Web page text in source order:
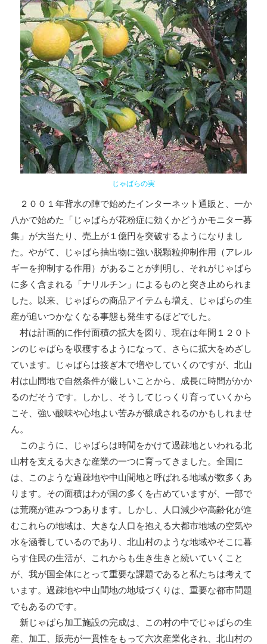
じゃばらの実
２００１年背水の陣で始めたインターネット通販と、一か
八かで始めた「じゃばらが花粉症に効くかどうかモニター募
集」が大当たり、売上が１億円を突破するようになりまし
た。やがて、じゃばら抽出物に強い脱顆粒抑制作用（アレル
ギーを抑制する作用）があることが判明し、それがじゃばら
に多く含まれる「ナリルチン」によるものと突き止められま
した。以来、じゃばらの商品アイテムも増え、じゃばらの生
産が追いつかなくなる事態も発生するほどでした。
村は計画的に作付面積の拡大を図り、現在は年間１２０ト
ンのじゃばらを収穫するようになって、さらに拡大をめざし
ています。じゃばらは接ぎ木で増やしていくのですが、北山
村は山間地で自然条件が厳しいことから、成長に時間がかか
るのだそうです。しかし、そうしてじっくり育っていくから
こそ、強い酸味や心地よい苦みが醸成されるのかもしれませ
ん。
このように、じゃばらは時間をかけて過疎地といわれる北
山村を支える大きな産業の一つに育ってきました。全国に
は、このような過疎地や中山間地と呼ばれる地域が数多くあ
ります。その面積はわが国の多くを占めていますが、一部で
は荒廃が進みつつあります。しかし、人口減少や高齢化が進
むこれらの地域は、大きな人口を抱える大都市地域の空気や
水を涵養しているのであり、北山村のような地域やそこに暮
らす住民の生活が、これからも生き生きと続いていくこと
が、我が国全体にとって重要な課題であると私たちは考えて
います。過疎地や中山間地の地域づくりは、重要な都市問題
でもあるのです。
新じゃばら加工施設の完成は、この村の中でじゃばらの生
産、加工、販売が一貫性をもって六次産業化され、北山村の